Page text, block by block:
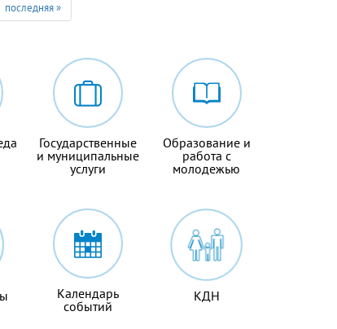
последняя »
Государственные
и муниципальные
услуги
Образование и
работа с
молодежью
Календарь
событий
КДН